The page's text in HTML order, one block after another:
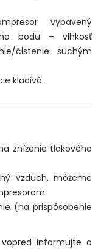
vybavený
bodu – vlhkosť
čistenie suchým
kladivá.
zníženie tlakového
vzduch, môžeme
(na prispôsobenie
informujte o